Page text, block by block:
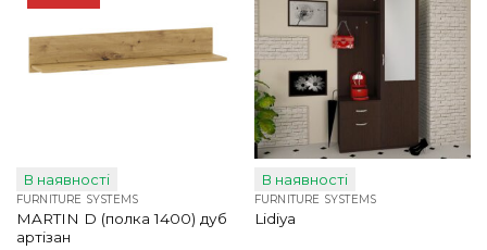
В наявності
FURNITURE SYSTEMS
MARTIN D (полка 1400) дуб
артізан
В наявності
FURNITURE SYSTEMS
Lidiya